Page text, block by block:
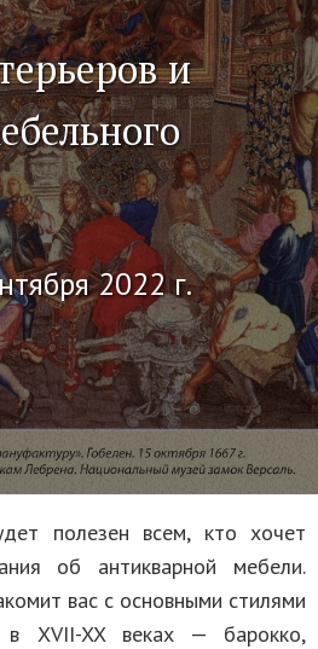
и
2022 г.
полезен всем, кто хочет
об антикварной мебели.
вас с основными стилями
в XVII-XX веках — барокко,